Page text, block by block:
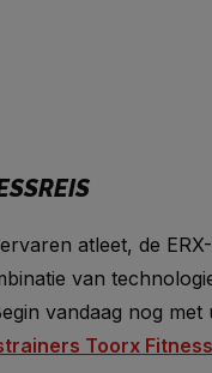
atleet, de
van
vandaag nog met
Toorx Fitness